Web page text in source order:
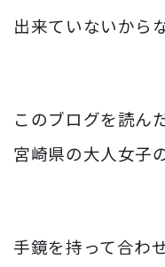
出来ていないから
このブログを読ん
宮崎県の大人女子
手鏡を持って合わ